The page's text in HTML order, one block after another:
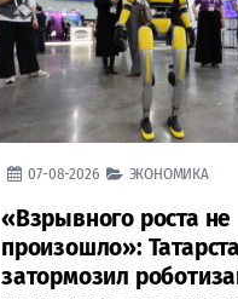
07-08-2026 ЭКОНОМИКА
«Взрывного роста не
произошло»:
затормозил